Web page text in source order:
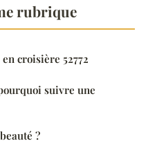
rubrique
croisière 52772
suivre une
?